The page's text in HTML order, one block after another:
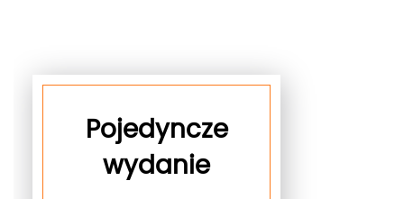
Pojedyncze
wydanie